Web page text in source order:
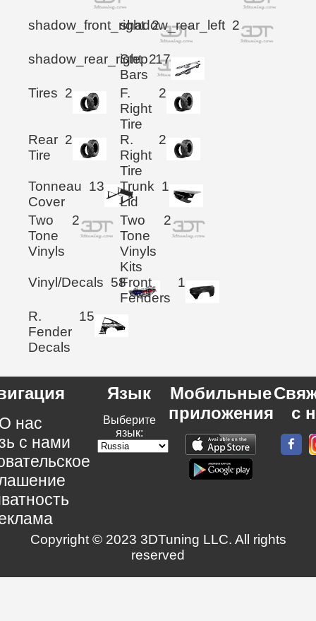
shadow_front_right 2
shadow_rear_left 2
shadow_rear_right 2
Step
Bars
17
Tires 2
F.
Right
Tire
2
Rear
Tire
2
R.
Right
Tire
2
Tonneau
Cover
13
Trunk
Lid
1
Two
Tone
Vinyls
2
Two
Tone
Vinyls
Kits
2
Vinyl/Decals 58Front
Fenders
1
R.
Fender
Decals
15
нас
с нами
Язык
Выберите
язык:
Мобильные
приложения
с
Copyright © 2023 3DTuning LLC. All rights
reserved